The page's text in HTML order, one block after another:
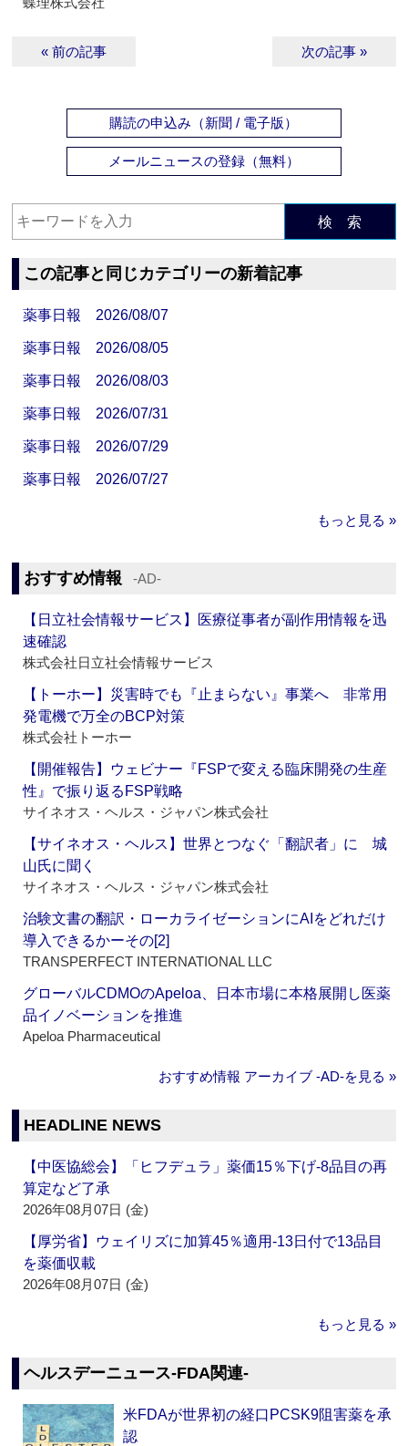
« 前の記事 次の記事 »
購読の申込み（新聞 / 電子版）
メールニュースの登録（無料）
検 索
この記事と同じカテゴリーの新着記事
薬事日報 2026/08/07
薬事日報 2026/08/05
薬事日報 2026/08/03
薬事日報 2026/07/31
薬事日報 2026/07/29
薬事日報 2026/07/27
もっと見る »
おすすめ情報 ‐AD‐
【日立社会情報サービス】医療従事者が副作用情報を迅
速確認
株式会社日立社会情報サービス
【トーホー】災害時でも『止まらない』事業へ 非常用
発電機で万全のBCP対策
株式会社トーホー
【開催報告】ウェビナー『FSPで変える臨床開発の生産
性』で振り返るFSP戦略
サイネオス・ヘルス・ジャパン株式会社
【サイネオス・ヘルス】世界とつなぐ「翻訳者」に 城
山氏に聞く
サイネオス・ヘルス・ジャパン株式会社
治験文書の翻訳・ローカライゼーションにAIをどれだけ
導入できるかーその[2]
TRANSPERFECT INTERNATIONAL LLC
グローバルCDMOのApeloa、日本市場に本格展開し医薬
品イノベーションを推進
Apeloa Pharmaceutical
おすすめ情報 アーカイブ ‐AD‐を見る »
HEADLINE NEWS
【中医協総会】「ヒフデュラ」薬価15％下げ‐8品目の再
算定など了承
2026年08月07日 (金)
【厚労省】ウェイリズに加算45％適用‐13日付で13品目
を薬価収載
2026年08月07日 (金)
もっと見る »
ヘルスデーニュース‐FDA関連‐
米FDAが世界初の経口PCSK9阻害薬を承
認